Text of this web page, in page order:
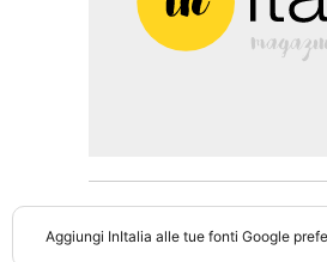
Aggiungi InItalia alle tue fonti Google